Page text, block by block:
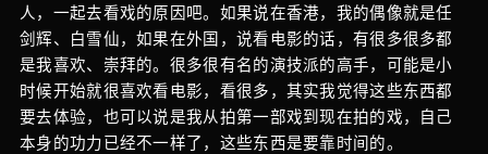
人，一起去看戏的原因吧。如果说在香港，我的偶像就是任
剑辉、白雪仙，如果在外国，说看电影的话，有很多很多都
是我喜欢、崇拜的。很多很有名的演技派的高手，可能是小
时候开始就很喜欢看电影，看很多，其实我觉得这些东西都
要去体验，也可以说是我从拍第一部戏到现在拍的戏，自己
本身的功力已经不一样了，这些东西是要靠时间的。